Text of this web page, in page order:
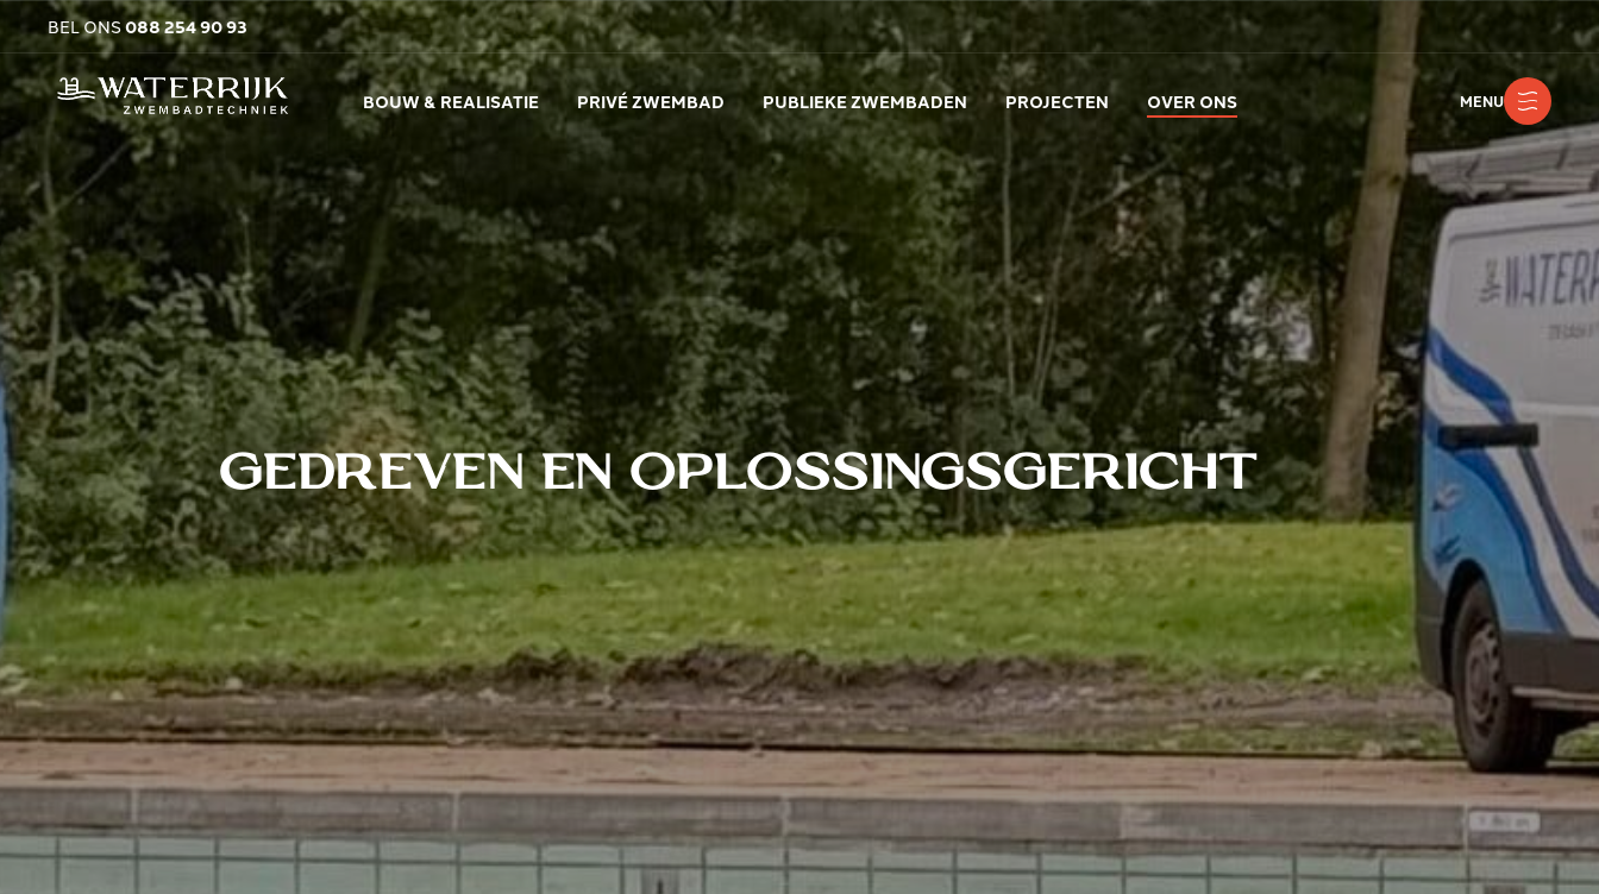
BEL ONS088 254 90 93
BOUW & REALISATIE PRIVÉ ZWEMBAD PUBLIEKE ZWEMBADEN PROJECTEN OVER ONS MENU
Gedreven en oplossingsgericht